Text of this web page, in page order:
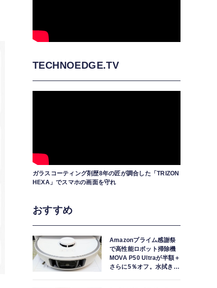
TECHNOEDGE.TV
ガラスコーティング剤歴8年の匠が調合した「TRIZON
HEXA」でスマホの画面を守れ
おすすめ
Amazonプライム感謝祭
で高性能ロボット掃除機
MOVA P50 Ultraが半額＋
さらに5％オフ。水拭きモ